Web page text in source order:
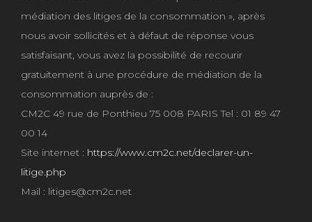
médiation des litiges de la consommation », après
nous avoir sollicités et à défaut de réponse vous
satisfaisant, vous avez la possibilité de recourir
gratuitement à une procédure de médiation de la
consommation auprès de :
CM2C 49 rue de Ponthieu 75 008 PARIS Tel : 01 89 47
00 14
Site internet : https://www.cm2c.net/declarer-un-
litige.php
Mail : litiges@cm2c.net